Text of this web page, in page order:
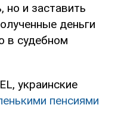
но и заставить
деньги
в судебном
украинские
пенсиями